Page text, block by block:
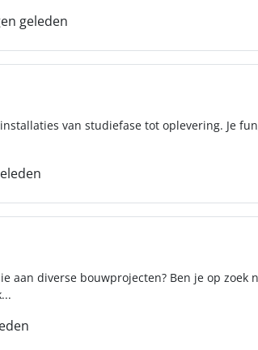
geleden
van studiefase tot oplevering. Je
aan diverse bouwprojecten? Ben je op zoek